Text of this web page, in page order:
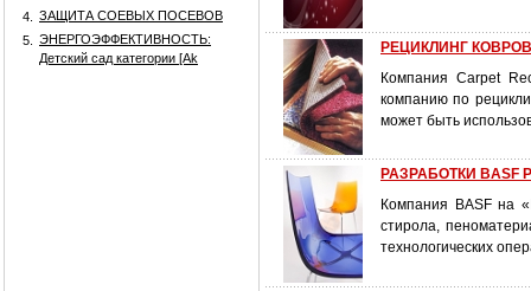
4.
ЗАЩИТА СОЕВЫХ ПОСЕВОВ
5.
ЭНЕРГОЭФФЕКТИВНОСТЬ:
Детский сад категории [Аk
РЕЦИКЛИНГ
Компания Carpet
компанию по
может быть
РАЗРАБОТКИ BASF
Компания BASF на
стирола,
технологических